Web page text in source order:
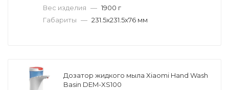
Вес изделия — 1900 г
Габариты — 231.5x231.5x76 мм
Дозатор жидкого мыла Xiaomi Hand Wash
Basin DEM-XS100